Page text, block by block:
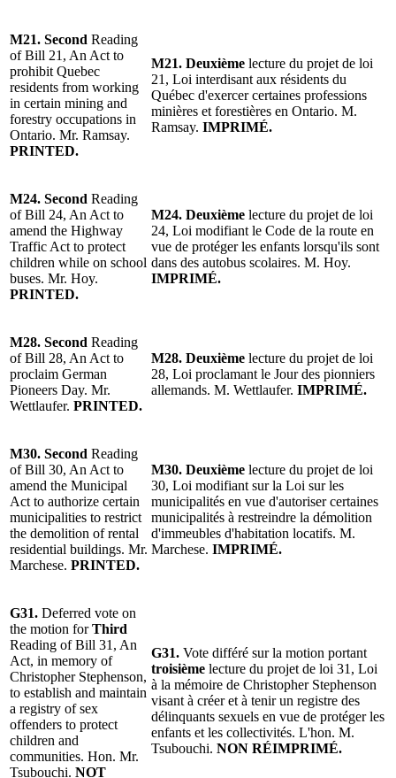
M21. Second Reading
of Bill 21, An Act to
prohibit Quebec
residents from working
in certain mining and
forestry occupations in
Ontario. Mr. Ramsay.
PRINTED.
M21. Deuxième lecture du projet de loi
21, Loi interdisant aux résidents du
Québec d'exercer certaines professions
minières et forestières en Ontario. M.
Ramsay. IMPRIMÉ.
M24. Second Reading
of Bill 24, An Act to
amend the Highway
Traffic Act to protect
children while on school
buses. Mr. Hoy.
PRINTED.
M24. Deuxième lecture du projet de loi
24, Loi modifiant le Code de la route en
vue de protéger les enfants lorsqu'ils sont
dans des autobus scolaires. M. Hoy.
IMPRIMÉ.
M28. Second Reading
of Bill 28, An Act to
proclaim German
Pioneers Day. Mr.
Wettlaufer. PRINTED.
M28. Deuxième lecture du projet de loi
28, Loi proclamant le Jour des pionniers
allemands. M. Wettlaufer. IMPRIMÉ.
M30. Second Reading
of Bill 30, An Act to
amend the Municipal
Act to authorize certain
municipalities to restrict
the demolition of rental
residential buildings. Mr.
Marchese. PRINTED.
M30. Deuxième lecture du projet de loi
30, Loi modifiant sur la Loi sur les
municipalités en vue d'autoriser certaines
municipalités à restreindre la démolition
d'immeubles d'habitation locatifs. M.
Marchese. IMPRIMÉ.
G31. Deferred vote on
the motion forThird
Reading of Bill 31, An
Act, in memory of
Christopher Stephenson,
to establish and maintain
a registry of sex
offenders to protect
children and
communities. Hon. Mr.
Tsubouchi. NOT
G31. Vote différé sur la motion portant
troisième lecture du projet de loi 31, Loi
à la mémoire de Christopher Stephenson
visant à créer et à tenir un registre des
délinquants sexuels en vue de protéger les
enfants et les collectivités. L'hon. M.
Tsubouchi. NON RÉIMPRIMÉ.